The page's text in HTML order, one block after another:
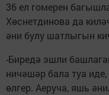
36 ел гомерен
Хөснетдинова да
әни булу шатлыгын
-Биредә эшли
ничәшәр бала туа
өлгер. Аеруча, яшь